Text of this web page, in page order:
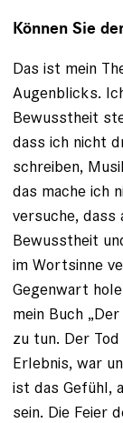
Können Sie
Das ist mein
Augenblicks.
Bewusstheit
dass ich nicht
schreiben,
das mache ich
versuche, dass
Bewusstheit
im Wortsinne
Gegenwart
mein Buch
zu tun. Der
Erlebnis, war
ist das Gefühl,
sein. Die Feier